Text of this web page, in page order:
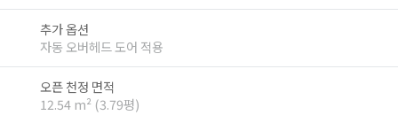
추가 옵션
자동 오버헤드 도어 적용
오픈 천정 면적
12.54 m² (3.79평)